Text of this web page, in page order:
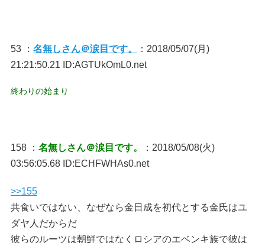
53 ： 名無しさん＠涙目です。
：2018/05/07(月)
21:21:50.21 ID:AGTUkOmL0.net
終わりの始まり
158 ： 名無しさん＠涙目です。
：2018/05/08(火)
03:56:05.68 ID:ECHFWHAs0.net
>>155
共食いではない、なぜなら金日成を初代とする金氏はユ
ダヤ人だからだ
彼らのルーツは朝鮮ではなくロシアのエベンキ族で彼は